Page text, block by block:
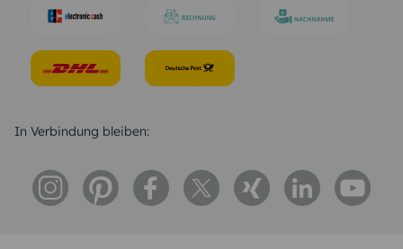
In Verbindung bleiben: